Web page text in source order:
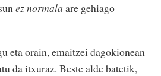
ez normala are gehiago
eta orain, emaitzei dagokionean
da itxuraz. Beste alde batetik,